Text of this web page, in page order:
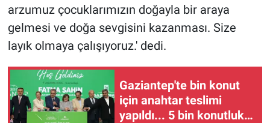
arzumuz çocuklarımızın doğayla bir araya
gelmesi ve doğa sevgisini kazanması. Size
layık olmaya çalışıyoruz.' dedi.
Gaziantep'te bin konut
için anahtar teslimi
yapıldı... 5 bin konutluk